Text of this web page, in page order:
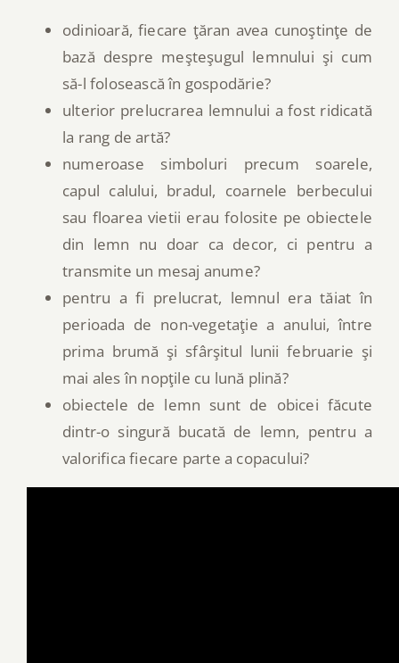
odinioară, fiecare ţăran avea cunoştinţe de
bază despre meşteşugul lemnului şi cum
să-l folosească în gospodărie?
ulterior prelucrarea lemnului a fost ridicată
la rang de artă?
numeroase simboluri precum soarele,
capul calului, bradul, coarnele berbecului
sau floarea vietii erau folosite pe obiectele
din lemn nu doar ca decor, ci pentru a
transmite un mesaj anume?
pentru a fi prelucrat, lemnul era tăiat în
perioada de non-vegetaţie a anului, între
prima brumă şi sfârşitul lunii februarie şi
mai ales în nopţile cu lună plină?
obiectele de lemn sunt de obicei făcute
dintr-o singură bucată de lemn, pentru a
valorifica fiecare parte a copacului?